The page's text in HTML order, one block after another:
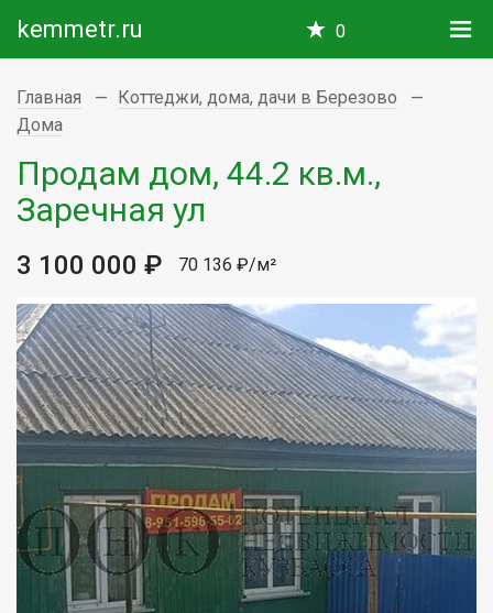
kemmetr.ru 0
Главная
Коттеджи, дома, дачи в Березово
Дома
Продам дом, 44.2 кв.м.,
Заречная ул
3 100 000 ₽ 70 136 ₽/м²